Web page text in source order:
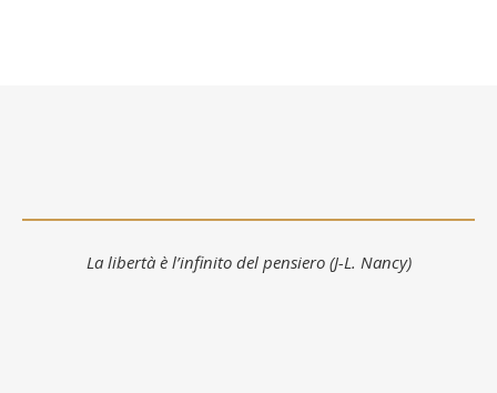
La libertà è l’infinito del pensiero (J-L. Nancy)